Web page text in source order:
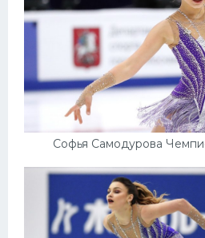
Софья Самодурова